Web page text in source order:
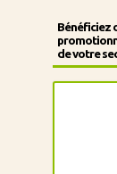
Bénéficiez
de votre